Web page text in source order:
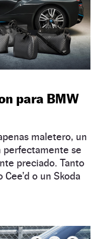
para BMW
maletero, un
perfectamente se
preciado. Tanto
o un Skoda